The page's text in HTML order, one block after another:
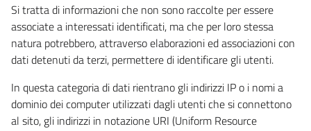
Si tratta di informazioni che non sono raccolte per essere
associate a interessati identificati, ma che per loro stessa
natura potrebbero, attraverso elaborazioni ed associazioni con
dati detenuti da terzi, permettere di identificare gli utenti.
In questa categoria di dati rientrano gli indirizzi IP o i nomi a
dominio dei computer utilizzati dagli utenti che si connettono
al sito, gli indirizzi in notazione URI (Uniform Resource